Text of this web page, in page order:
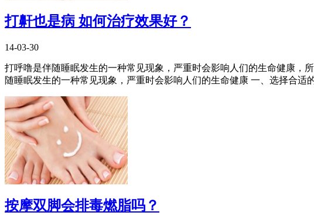
打鼾也是病 如何治疗效果好？
14-03-30
打呼噜是伴随睡眠发生的一种常见现象，严重时会影响人们的生命健康，
随睡眠发生的一种常见现象，严重时会影响人们的生命健康 一、选择合适
按摩双脚会排毒燃脂吗？